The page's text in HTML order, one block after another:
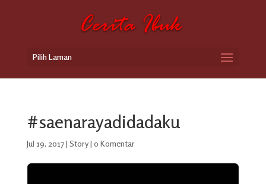
Pilih Laman
#saenarayadidadaku
Jul 19, 2017| Story| 0 Komentar